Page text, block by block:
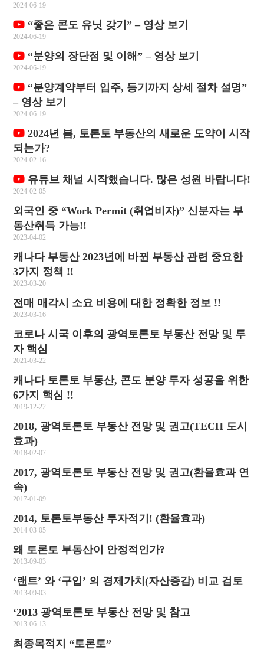
2024-06-19
“좋은 콘도 유닛 갖기” – 영상 보기
2024-06-19
“분양의 장단점 및 이해” – 영상 보기
2024-06-19
“분양계약부터 입주, 등기까지 상세 절차 설명”
– 영상 보기
2024-06-19
2024년 봄, 토론토 부동산의 새로운 도약이 시작
되는가?
2024-02-16
유튜브 채널 시작했습니다. 많은 성원 바랍니다!
2024-02-05
외국인 중 “Work Permit (취업비자)” 신분자는 부
동산취득 가능!!
2023-04-02
캐나다 부동산 2023년에 바뀐 부동산 관련 중요한
3가지 정책 !!
2023-03-20
전매 매각시 소요 비용에 대한 정확한 정보 !!
2023-03-16
코로나 시국 이후의 광역토론토 부동산 전망 및 투
자 핵심
2021-03-22
캐나다 토론토 부동산, 콘도 분양 투자 성공을 위한
6가지 핵심 !!
2019-12-22
2018, 광역토론토 부동산 전망 및 권고(TECH 도시
효과)
2018-02-07
2017, 광역토론토 부동산 전망 및 권고(환율효과 연
속)
2017-01-09
2014, 토론토부동산 투자적기! (환율효과)
2014-03-05
왜 토론토 부동산이 안정적인가?
2013-09-03
‘랜트’ 와 ‘구입’ 의 경제가치(자산증감) 비교 검토
2013-09-03
‘2013 광역토론토 부동산 전망 및 참고
2013-06-13
최종목적지 “토론토”